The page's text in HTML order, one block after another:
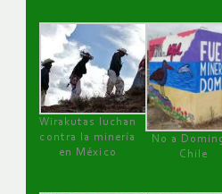
Wirakutas luchan
contra la minería
en México
No a
Chile